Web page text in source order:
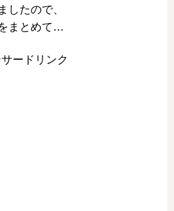
したので、
まとめて…
ードリンク